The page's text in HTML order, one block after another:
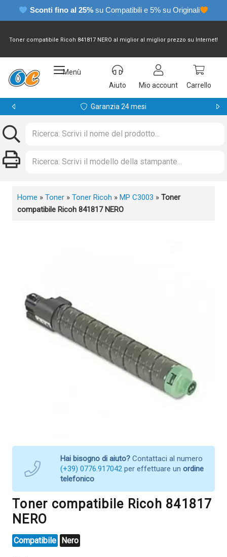
Sconti fino al 25% su Compatibili e 5% su Originali
Toner compatibile Ricoh 841817 NERO al miglior al miglior prezzo su Internet!
Menù
Aiuto
Mio account Carrello
Garanzia 24 mesi
Home » Toner » Toner Ricoh » MP C3003 » Toner
compatibile Ricoh 841817 NERO
Hai bisogno di aiuto? Contattaci al numero
(+39) 0776.917042 per effettuare un ordine
telefonico
Toner compatibile Ricoh 841817
NERO
Compatibile Nero